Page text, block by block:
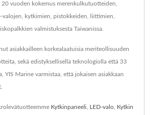
vuoden kokemus merenkulkutuotteiden,
valojen, kytkimien, pistokkeiden, liittimien,
valmistuksesta Taiwanissa.
asiakkailleen korkealaatuisia meriteollisuuden
sekä edistyksellisellä teknologiolla että 33
YIS Marine varmistaa, että jokaisen asiakkaan
Kytkinpaneeli LED-valo Kytkin